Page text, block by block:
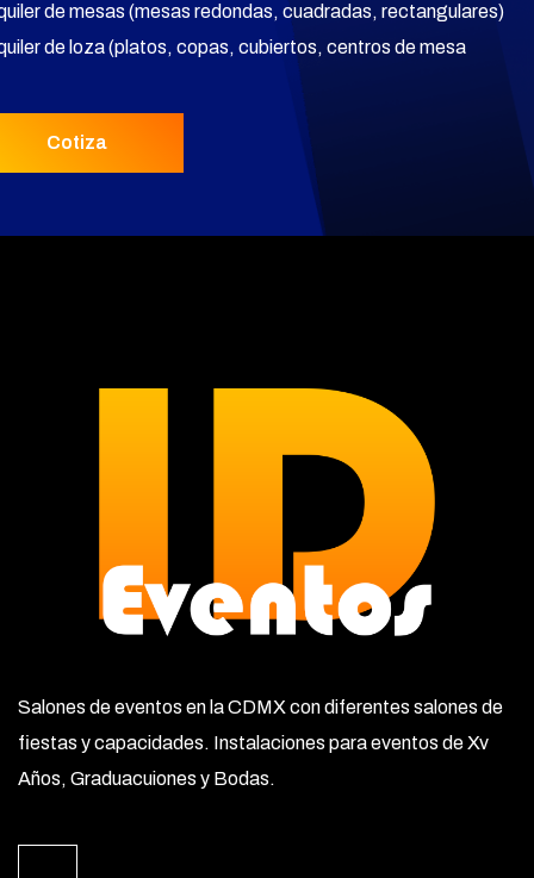
de mesas (mesas redondas, cuadradas, rectangulares)
de loza (platos, copas, cubiertos, centros de mesa
Cotiza
Salones de eventos en la CDMX con diferentes salones de
fiestas y capacidades. Instalaciones para eventos de Xv
Años, Graduacuiones y Bodas.